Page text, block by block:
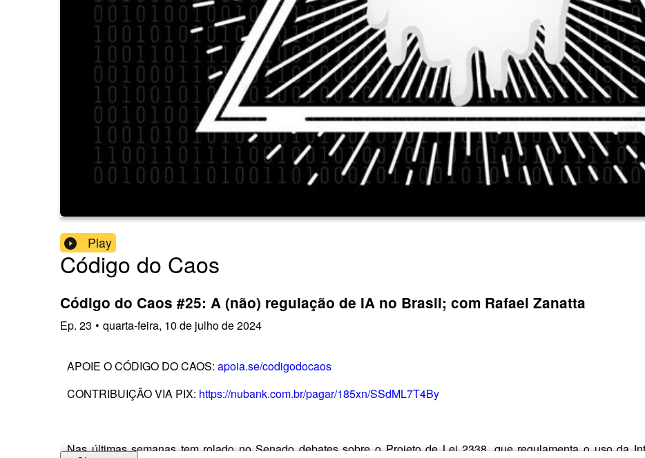
Play
Código do Caos
Código do Caos #25: A (não) regulação de IA no Brasil; com Rafael Zanatta
Ep. 23 • quarta-feira, 10 de julho de 2024
APOIE O CÓDIGO DO CAOS: apoia.se/codigodocaos
CONTRIBUIÇÃO VIA PIX: https://nubank.com.br/pagar/185xn/SSdML7T4By
Nas últimas semanas tem rolado no Senado debates sobre o Projeto de Lei 2338, que regulamenta o uso da